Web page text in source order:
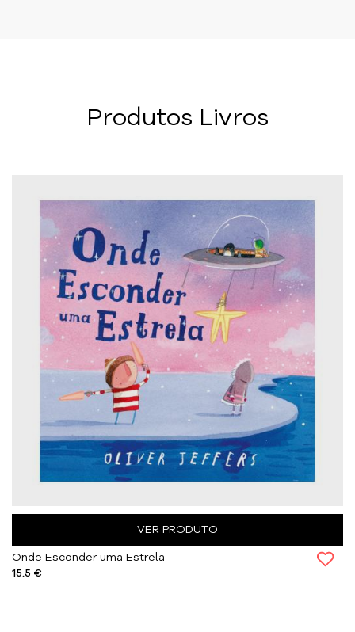
Produtos Livros
VER PRODUTO
Onde Esconder uma Estrela
15.5 €